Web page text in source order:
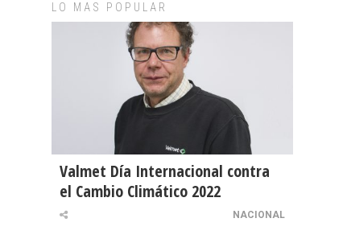
LO MAS POPULAR
Valmet Día Internacional contra
el Cambio Climático 2022
NACIONAL